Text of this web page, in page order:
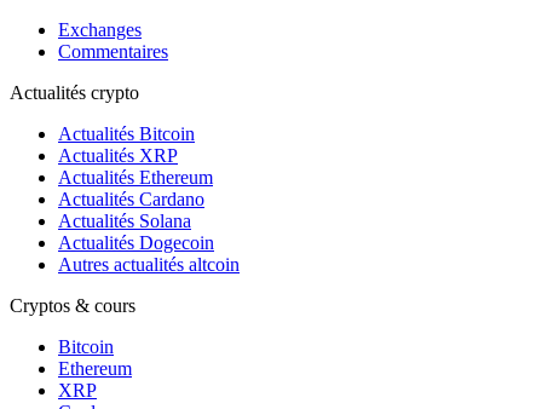
Exchanges
Commentaires
Actualités crypto
Actualités Bitcoin
Actualités XRP
Actualités Ethereum
Actualités Cardano
Actualités Solana
Actualités Dogecoin
Autres actualités altcoin
Cryptos & cours
Bitcoin
Ethereum
XRP